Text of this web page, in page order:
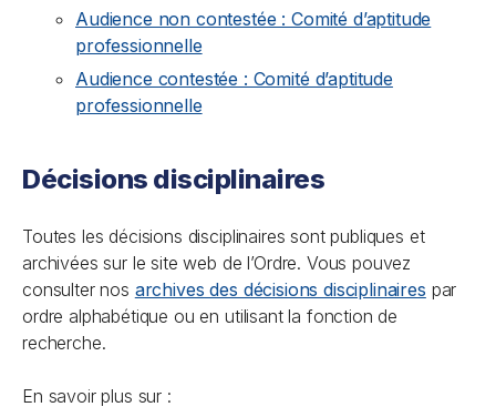
Audience non contestée : Comité d’aptitude
professionnelle
Audience contestée : Comité d’aptitude
professionnelle
Décisions disciplinaires
Toutes les décisions disciplinaires sont publiques et
archivées sur le site web de l’Ordre. Vous pouvez
consulter nos archives des décisions disciplinaires par
ordre alphabétique ou en utilisant la fonction de
recherche.
En savoir plus sur :